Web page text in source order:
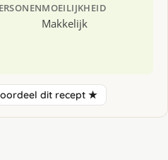
MOEILIJKHEID
Makkelijk
dit recept ★